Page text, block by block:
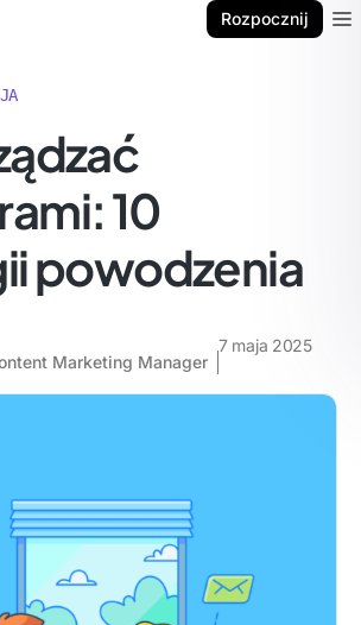
Rozpocznij
10
powodzenia
Marketing Manager
7 maja 2025